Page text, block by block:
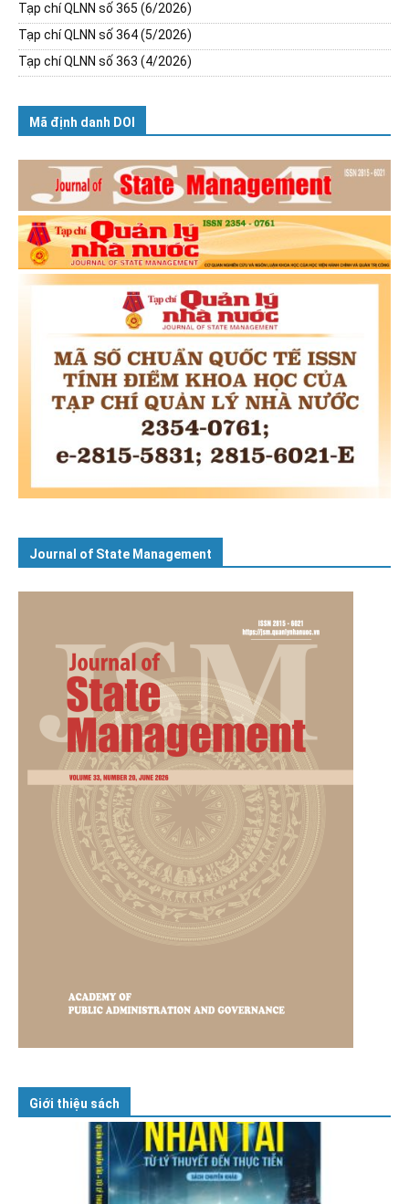
Tạp chí QLNN số 365 (6/2026)
Tạp chí QLNN số 364 (5/2026)
Tạp chí QLNN số 363 (4/2026)
Mã định danh DOI
Journal of State Management
Giới thiệu sách
GIỚI THIỆU SÁCH